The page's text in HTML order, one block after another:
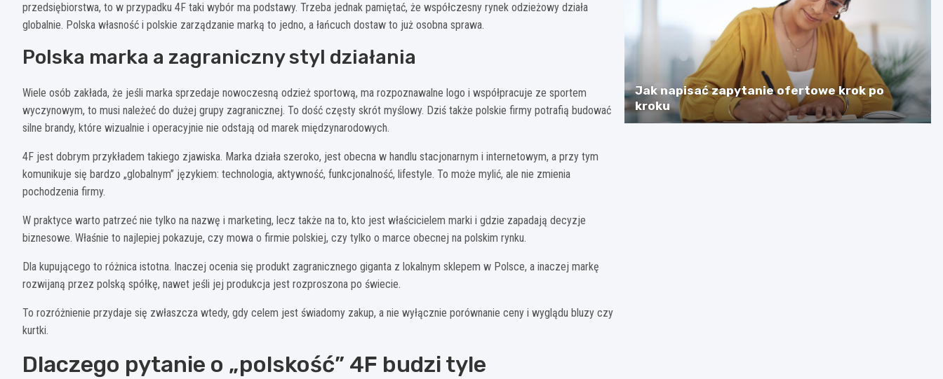
przedsiębiorstwa, to w przypadku 4F taki wybór ma podstawy. Trzeba jednak pamiętać, że współczesny rynek odzieżowy działa
globalnie. Polska własność i polskie zarządzanie marką to jedno, a łańcuch dostaw to już osobna sprawa.
Polska marka a zagraniczny styl działania
Wiele osób zakłada, że jeśli marka sprzedaje nowoczesną odzież sportową, ma rozpoznawalne logo i współpracuje ze sportem
wyczynowym, to musi należeć do dużej grupy zagranicznej. To dość częsty skrót myślowy. Dziś także polskie firmy potrafią budować
silne brandy, które wizualnie i operacyjnie nie odstają od marek międzynarodowych.
4F jest dobrym przykładem takiego zjawiska. Marka działa szeroko, jest obecna w handlu stacjonarnym i internetowym, a przy tym
komunikuje się bardzo „globalnym” językiem: technologia, aktywność, funkcjonalność, lifestyle. To może mylić, ale nie zmienia
pochodzenia firmy.
W praktyce warto patrzeć nie tylko na nazwę i marketing, lecz także na to, kto jest właścicielem marki i gdzie zapadają decyzje
biznesowe. Właśnie to najlepiej pokazuje, czy mowa o firmie polskiej, czy tylko o marce obecnej na polskim rynku.
Dla kupującego to różnica istotna. Inaczej ocenia się produkt zagranicznego giganta z lokalnym sklepem w Polsce, a inaczej markę
rozwijaną przez polską spółkę, nawet jeśli jej produkcja jest rozproszona po świecie.
To rozróżnienie przydaje się zwłaszcza wtedy, gdy celem jest świadomy zakup, a nie wyłącznie porównanie ceny i wyglądu bluzy czy
kurtki.
Dlaczego pytanie o „polskość” 4F budzi tyle
Jak napisać zapytanie ofertowe krok po
kroku